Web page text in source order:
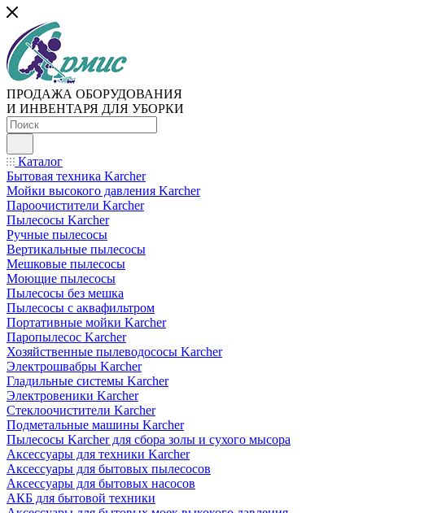
ПРОДАЖА ОБОРУДОВАНИЯ
И ИНВЕНТАРЯ ДЛЯ УБОРКИ
Каталог
Бытовая техника Karcher
Мойки высокого давления Karcher
Пароочистители Karcher
Пылесосы Karcher
Ручные пылесосы
Вертикальные пылесосы
Мешковые пылесосы
Моющие пылесосы
Пылесосы без мешка
Пылесосы с аквафильтром
Портативные мойки Karcher
Паропылесос Karcher
Хозяйственные пылеводососы Karcher
Электрошвабры Karcher
Гладильные системы Karcher
Электровеники Karcher
Стеклоочистители Karcher
Подметальные машины Karcher
Пылесосы Karcher для сбора золы и сухого мысора
Аксессуары для техники Karcher
Аксессуары для бытовых пылесосов
Аксессуары для бытовых насосов
АКБ для бытовой техники